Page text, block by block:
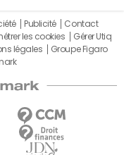
Publicité
Contact
les cookies
Gérer Utiq
légales
Groupe Figaro